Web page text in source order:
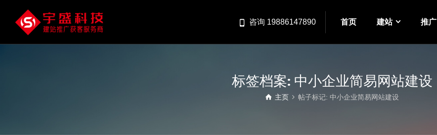
咨询 19886147890 首页 建站 推广
标签档案: 中小企业简易网站建设
主页 帖子标记: 中小企业简易网站建设